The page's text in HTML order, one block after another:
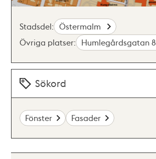
Stadsdel: Östermalm
Övriga platser: Humlegårdsgatan 8
Sökord
Fönster Fasader